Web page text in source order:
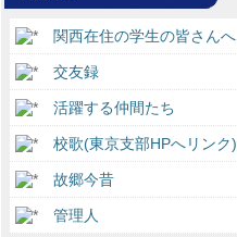
関西在住の学生の皆さんへ
交友録
活躍する仲間たち
校歌(東京支部HPへリンク)
故郷今昔
管理人